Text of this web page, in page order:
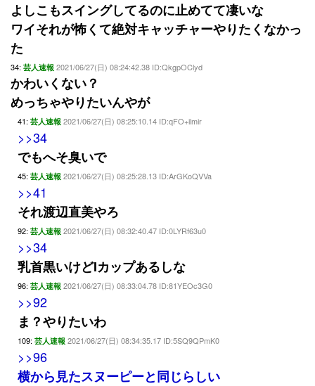
よしこもスイングしてるのに止めてて凄いな
ワイそれが怖くて絶対キャッチャーやりたくなかっ
た
34: 芸人速報 2021/06/27(日) 08:24:42.38 ID:QkgpOClyd
かわいくない？
めっちゃやりたいんやが
41: 芸人速報 2021/06/27(日) 08:25:10.14 ID:qFO+ilmir
>>34
でもへそ臭いで
45: 芸人速報 2021/06/27(日) 08:25:28.13 ID:ArGKoQVVa
>>41
それ渡辺直美やろ
92: 芸人速報 2021/06/27(日) 08:32:40.47 ID:0LYRf63u0
>>34
乳首黒いけどIカップあるしな
96: 芸人速報 2021/06/27(日) 08:33:04.78 ID:81YEOc3G0
>>92
ま？やりたいわ
109: 芸人速報 2021/06/27(日) 08:34:35.17 ID:5SQ9QPmK0
>>96
横から見たスヌーピーと同じらしい